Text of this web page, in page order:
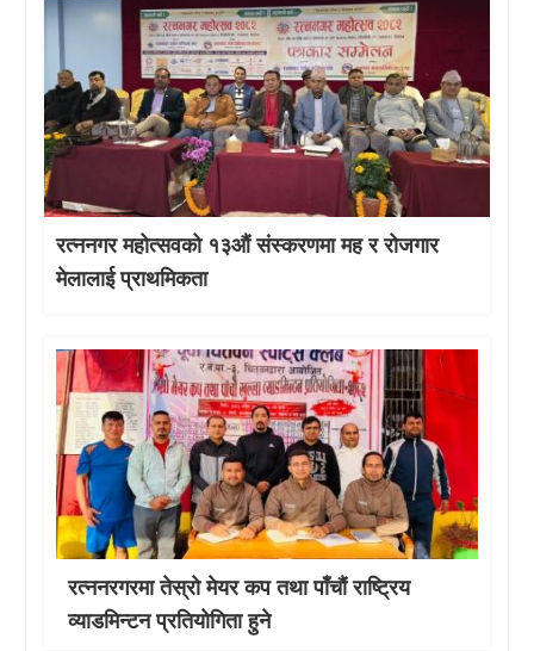
रत्ननगर महोत्सवको १३औं संस्करणमा मह र रोजगार
मेलालाई प्राथमिकता
रत्ननरगरमा तेस्राे मेयर कप तथा पाँचौं राष्ट्रिय
व्याडमिन्टन प्रतियोगिता हुने